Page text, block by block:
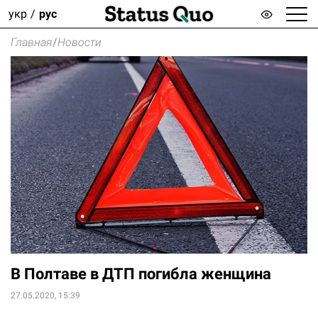
укр рус
Главная/Новости
В Полтаве в ДТП погибла женщина
27.05.2020, 15:39